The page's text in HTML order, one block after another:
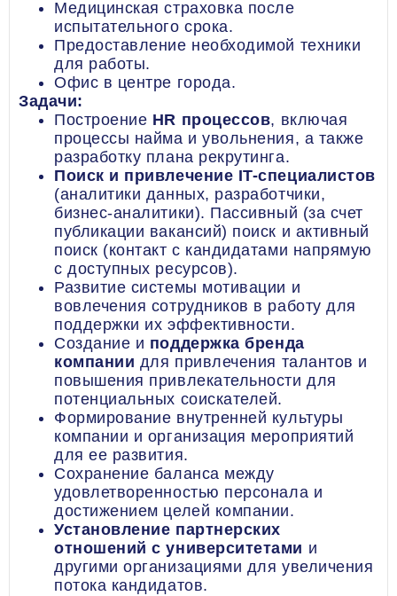
Медицинская страховка после
испытательного срока.
Предоставление необходимой техники
для работы.
Офис в центре города.
Задачи:
Построение HR процессов, включая
процессы найма и увольнения, а также
разработку плана рекрутинга.
Поиск и привлечение IT-специалистов
(аналитики данных, разработчики,
бизнес-аналитики). Пассивный (за счет
публикации вакансий) поиск и активный
поиск (контакт с кандидатами напрямую
с доступных ресурсов).
Развитие системы мотивации и
вовлечения сотрудников в работу для
поддержки их эффективности.
Создание и поддержка бренда
компании для привлечения талантов и
повышения привлекательности для
потенциальных соискателей.
Формирование внутренней культуры
компании и организация мероприятий
для ее развития.
Сохранение баланса между
удовлетворенностью персонала и
достижением целей компании.
Установление партнерских
отношений с университетами и
другими организациями для увеличения
потока кандидатов.